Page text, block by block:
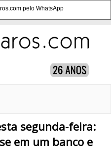
pelo WhatsApp
segunda-feira:
em um banco e